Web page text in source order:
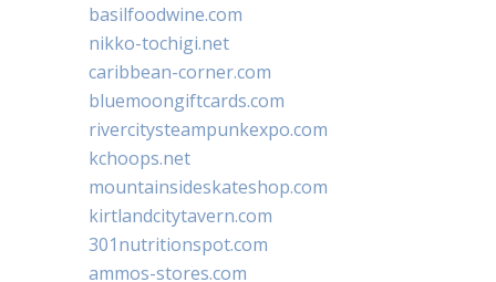
basilfoodwine.com
nikko-tochigi.net
caribbean-corner.com
bluemoongiftcards.com
rivercitysteampunkexpo.com
kchoops.net
mountainsideskateshop.com
kirtlandcitytavern.com
301nutritionspot.com
ammos-stores.com